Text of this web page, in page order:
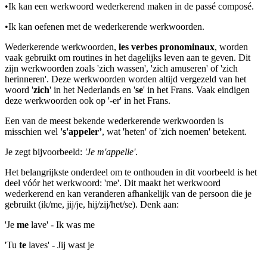
•Ik kan een werkwoord wederkerend maken in de passé composé.
•Ik kan oefenen met de wederkerende werkwoorden.
Wederkerende werkwoorden, les verbes pronominaux, worden
vaak gebruikt om routines in het dagelijks leven aan te geven. Dit
zijn werkwoorden zoals 'zich wassen', 'zich amuseren' of 'zich
herinneren'. Deze werkwoorden worden altijd vergezeld van het
woord 'zich' in het Nederlands en 'se' in het Frans. Vaak eindigen
deze werkwoorden ook op '-er' in het Frans.
Een van de meest bekende wederkerende werkwoorden is
misschien wel 's'appeler’, wat 'heten' of 'zich noemen' betekent.
Je zegt bijvoorbeeld: 'Je m'appelle'.
Het belangrijkste onderdeel om te onthouden in dit voorbeeld is het
deel vóór het werkwoord: 'me'. Dit maakt het werkwoord
wederkerend en kan veranderen afhankelijk van de persoon die je
gebruikt (ik/me, jij/je, hij/zij/het/se). Denk aan:
'Je me lave' - Ik was me
'Tu te laves' - Jij wast je